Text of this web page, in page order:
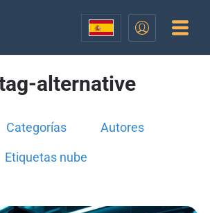
alternative
Categorías Autores
Etiquetas nube